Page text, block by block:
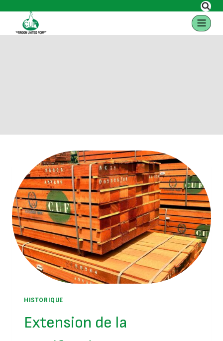
HISTORIQUE
Extension de la